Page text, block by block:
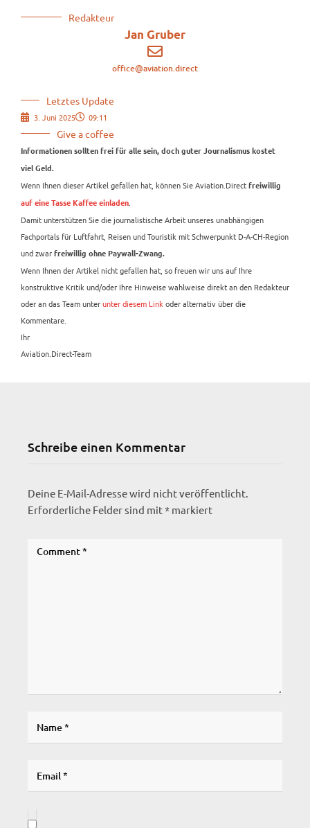
Redakteur
Jan Gruber
office@aviation.direct
Letztes Update
3. Juni 2025 09:11
Give a coffee
Informationen sollten frei für alle sein, doch guter Journalismus kostet
viel Geld.
Wenn Ihnen dieser Artikel gefallen hat, können Sie Aviation.Direct freiwillig
auf eine Tasse Kaffee einladen
Damit unterstützen Sie die journalistische Arbeit unseres unabhängigen
Fachportals für Luftfahrt, Reisen und Touristik mit Schwerpunkt D-A-CH-Region
und zwar freiwillig ohne Paywall-Zwang.
Wenn Ihnen der Artikel nicht gefallen hat, so freuen wir uns auf Ihre
konstruktive Kritik und/oder Ihre Hinweise wahlweise direkt an den Redakteur
oder an das Team unterunter diesem Link oder alternativ über die
Kommentare.
Ihr
Aviation.Direct-Team
Schreibe einen Kommentar
Deine E-Mail-Adresse wird nicht veröffentlicht.
Erforderliche Felder sind mit* markiert